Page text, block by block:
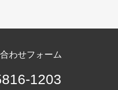
わせフォーム
1203